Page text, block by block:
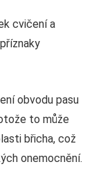
cvičení a
obvodu pasu
to může
břicha, což
onemocnění.